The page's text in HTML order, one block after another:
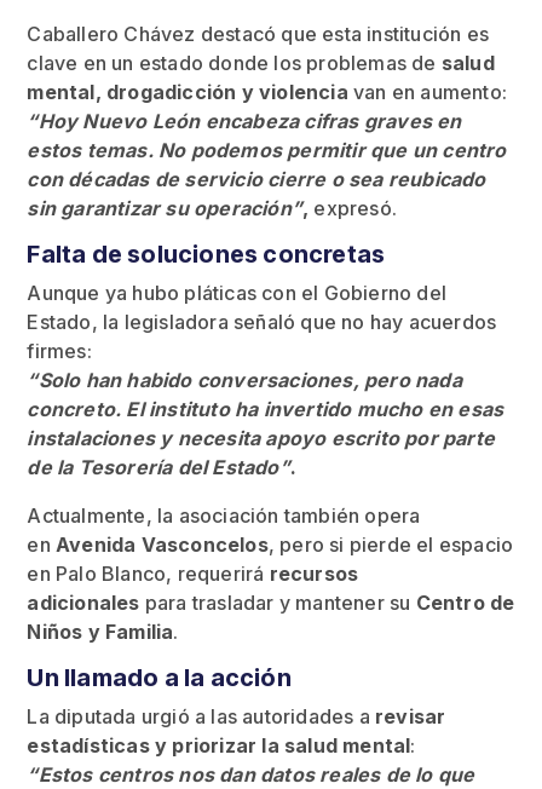
Caballero Chávez destacó que esta institución es
clave en un estado donde los problemas de salud
mental, drogadicción y violencia van en aumento:
“Hoy Nuevo León encabeza cifras graves en
estos temas. No podemos permitir que un centro
con décadas de servicio cierre o sea reubicado
sin garantizar su operación”, expresó.
Falta de soluciones concretas
Aunque ya hubo pláticas con el Gobierno del
Estado, la legisladora señaló que no hay acuerdos
firmes:
“Solo han habido conversaciones, pero nada
concreto. El instituto ha invertido mucho en esas
instalaciones y necesita apoyo escrito por parte
de la Tesorería del Estado”.
Actualmente, la asociación también opera
enAvenida Vasconcelos, pero si pierde el espacio
en Palo Blanco, requerirá recursos
adicionales para trasladar y mantener su Centro de
Niños y Familia.
Un llamado a la acción
La diputada urgió a las autoridades a revisar
estadísticas y priorizar la salud mental:
“Estos centros nos dan datos reales de lo que